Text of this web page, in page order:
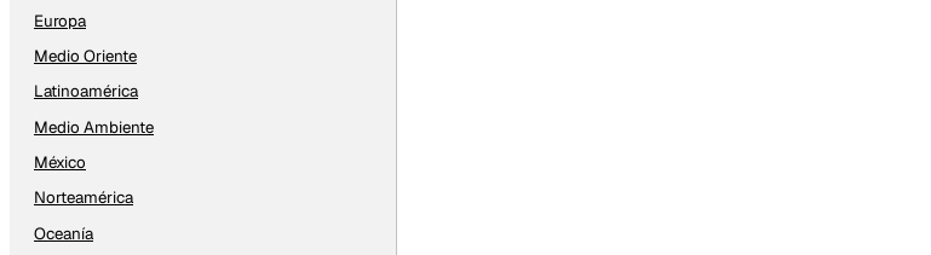
Europa
Medio Oriente
Latinoamérica
Medio Ambiente
México
Norteamérica
Oceanía